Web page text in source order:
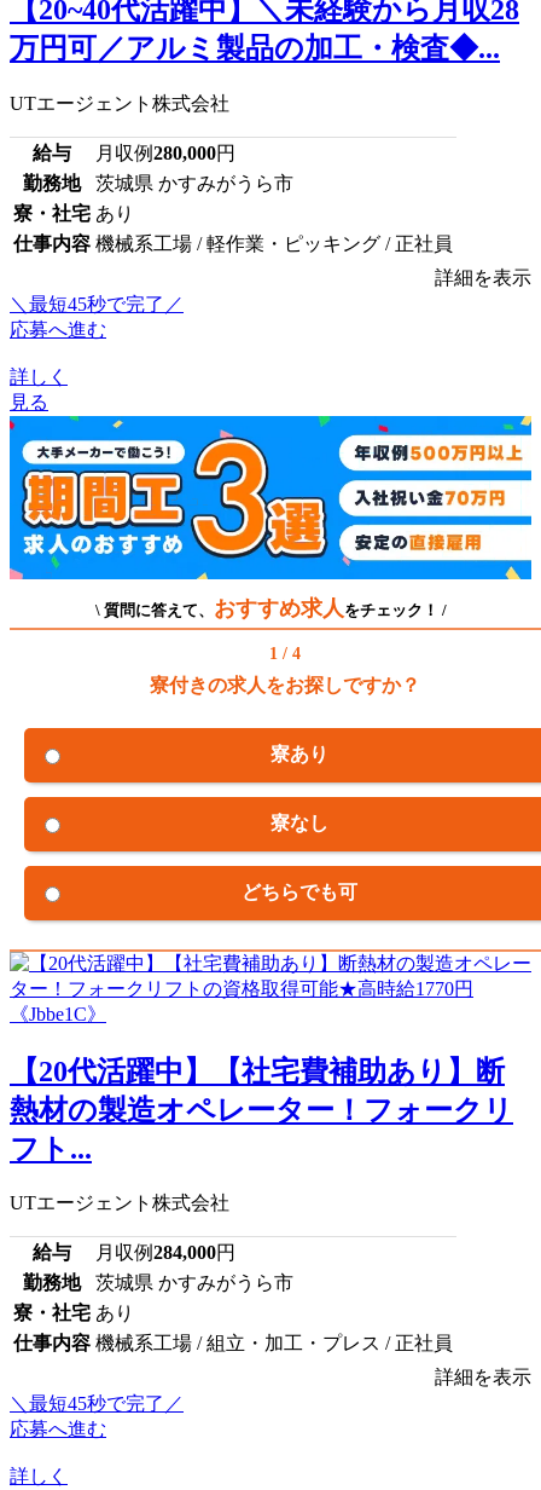
【20~40代活躍中】＼未経験から月収28
万円可／アルミ製品の加工・検査◆...
UTエージェント株式会社
給与 月収例280,000円
勤務地
茨城県 かすみがうら市
寮・社宅 あり
仕事内容 機械系工場 / 軽作業・ピッキング / 正社員
詳細を表示
＼最短45秒で完了／
応募へ進む
詳しく
見る
\ 質問に答えて、 おすすめ求人 をチェック！ /
1 / 4
寮付きの求人をお探しですか？
寮あり
寮なし
どちらでも可
【20代活躍中】【社宅費補助あり】断
熱材の製造オペレーター！フォークリ
フト...
UTエージェント株式会社
給与 月収例284,000円
勤務地
茨城県 かすみがうら市
寮・社宅 あり
仕事内容 機械系工場 / 組立・加工・プレス / 正社員
詳細を表示
＼最短45秒で完了／
応募へ進む
詳しく